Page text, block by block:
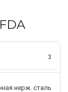
3
нерж. сталь